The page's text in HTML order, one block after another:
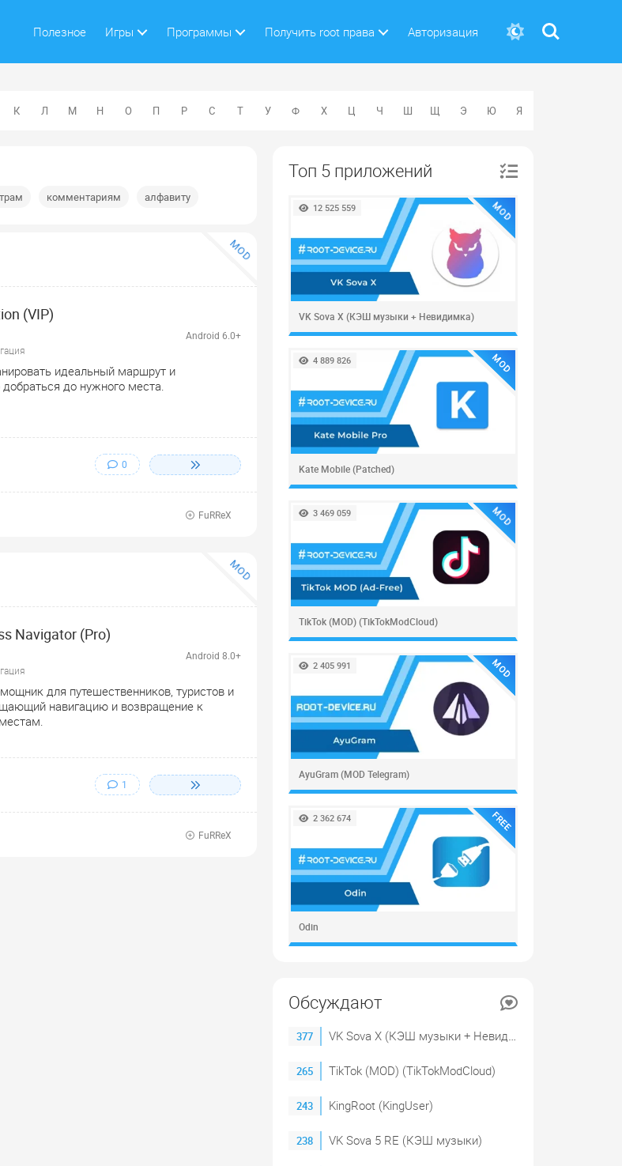
Полезное Игры Программы Получить root права Авторизация
Поиск
К Л М Н О П Р С Т У Ф Х Ц Ч Ш Щ Э Ю Я
комментариям алфавиту
MOD
(VIP)
Android 6.0+
идеальный маршрут и
до нужного места.
0
FuRReX
MOD
Navigator (Pro)
Android 8.0+
для путешественников, туристов и
навигацию и возвращение к
1
FuRReX
Топ 5 приложений
MOD
12 525 559
VK Sova X (КЭШ музыки + Невидимка)
MOD
4 889 826
Kate Mobile (Patched)
MOD
3 469 059
TikTok (MOD) (TikTokModCloud)
MOD
2 405 991
AyuGram (MOD Telegram)
FREE
2 362 674
Odin
Обсуждают
377 VK Sova X (КЭШ музыки + Невидимка)
265 TikTok (MOD) (TikTokModCloud)
243 KingRoot (KingUser)
238 VK Sova 5 RE (КЭШ музыки)